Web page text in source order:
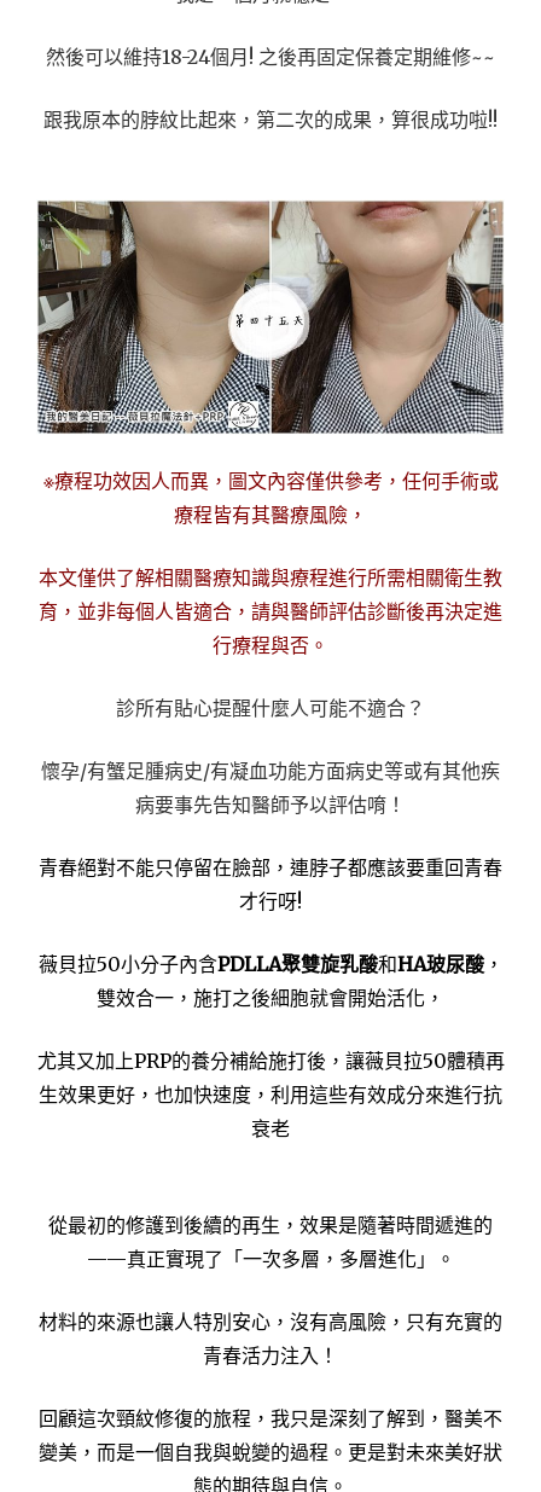
然後可以維持18-24個月! 之後再固定保養定期維修~~
跟我原本的脖紋比起來，第二次的成果，算很成功啦!!
※療程功效因人而異，圖文內容僅供參考，任何手術或
療程皆有其醫療風險，
本文僅供了解相關醫療知識與療程進行所需相關衛生教
育，並非每個人皆適合，請與醫師評估診斷後再決定進
行療程與否。
診所有貼心提醒什麼人可能不適合？
懷孕/有蟹足腫病史/有凝血功能方面病史等或有其他疾
病要事先告知醫師予以評估唷！
青春絕對不能只停留在臉部，連脖子都應該要重回青春
才行呀!
薇貝拉50小分子內含PDLLA聚雙旋乳酸和HA玻尿酸，
雙效合一，施打之後細胞就會開始活化，
尤其又加上PRP的養分補給施打後，讓薇貝拉50體積再
生效果更好，也加快速度，利用這些有效成分來進行抗
衰老
從最初的修護到後續的再生，效果是隨著時間遞進的
——真正實現了「一次多層，多層進化」。
材料的來源也讓人特別安心，沒有高風險，只有充實的
青春活力注入！
回顧這次頸紋修復的旅程，我只是深刻了解到，醫美不
變美，而是一個自我與蛻變的過程。更是對未來美好狀
態的期待與自信。